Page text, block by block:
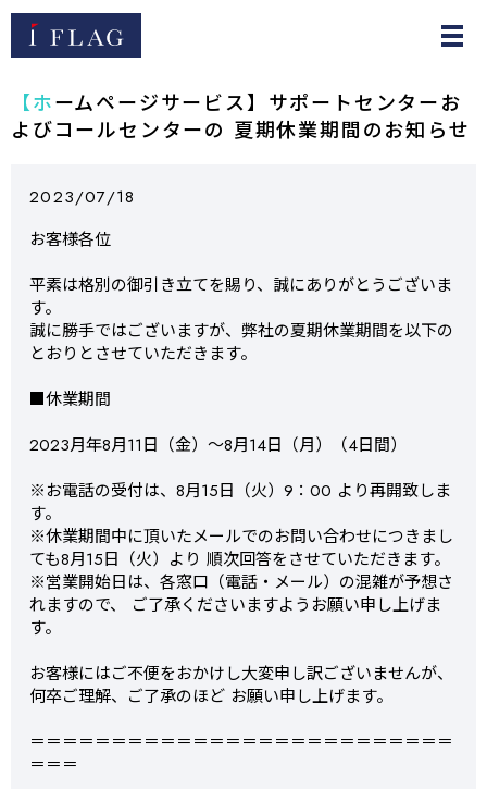
【ホームページサービス】サポートセンターお
よびコールセンターの 夏期休業期間のお知らせ
2023/07/18
お客様各位
平素は格別の御引き立てを賜り、誠にありがとうございま
す。
誠に勝手ではございますが、弊社の夏期休業期間を以下の
とおりとさせていただきます。
■休業期間
2023月年8月11日（金）～8月14日（月）（4日間）
※お電話の受付は、8月15日（火）9：00 より再開致しま
す。
※休業期間中に頂いたメールでのお問い合わせにつきまし
ても8月15日（火）より 順次回答をさせていただきます。
※営業開始日は、各窓口（電話・メール）の混雑が予想さ
れますので、 ご了承くださいますようお願い申し上げま
す。
お客様にはご不便をおかけし大変申し訳ございませんが、
何卒ご理解、ご了承のほど お願い申し上げます。
＝＝＝＝＝＝＝＝＝＝＝＝＝＝＝＝＝＝＝＝＝＝＝＝＝＝
＝＝＝